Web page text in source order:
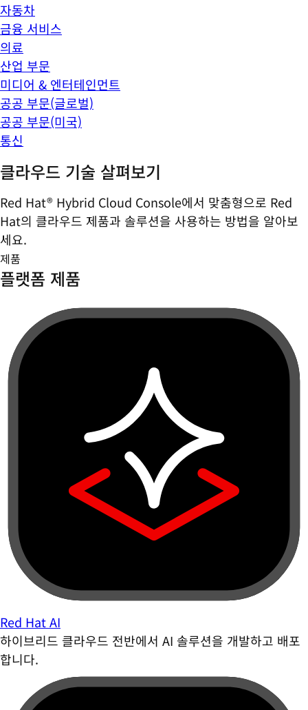
자동차
금융 서비스
의료
산업 부문
미디어 & 엔터테인먼트
공공 부문(글로벌)
공공 부문(미국)
통신
클라우드 기술 살펴보기
Red Hat® Hybrid Cloud Console에서 맞춤형으로 Red
Hat의 클라우드 제품과 솔루션을 사용하는 방법을 알아보
세요.
제품
플랫폼 제품
Red Hat AI
하이브리드 클라우드 전반에서 AI 솔루션을 개발하고 배포
합니다.